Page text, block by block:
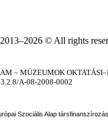
2013–2026 © All rights
– MÚZEUMOK
A-08-2008-0002
Szociális Alap